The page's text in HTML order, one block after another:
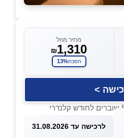
מחיר מוזל
₪1,310
חסכת13%
>
לרכישה עד 31.08.2026